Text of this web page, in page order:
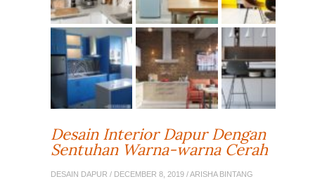
Desain Interior Dapur Dengan
Sentuhan Warna-warna Cerah
DESAIN DAPUR / DECEMBER 8, 2019 / ARISHA BINTANG